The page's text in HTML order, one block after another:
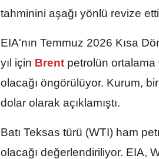
tahminini aşağı yönlü revize
EIA'nın Temmuz 2026 Kısa
yıl için Brent petrolün ortalama
olacağı öngörülüyor. Kurum,
dolar olarak açıklamıştı.
Batı Teksas türü (WTI) ham
olacağı değerlendiriliyor. EIA,